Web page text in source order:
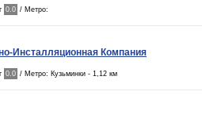
0.0 / Метро:
Инсталляционная Компания
0.0 / Метро: Кузьминки - 1,12 км